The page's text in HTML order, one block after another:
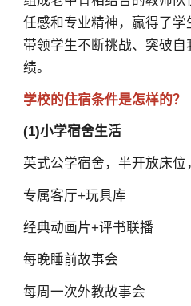
任感和专业精神，赢得了学
带领学生不断挑战、突破
绩。
学校的住宿条件是怎样的？
(1)小学宿舍生活
英式公学宿舍，半开放床位
专属客厅+玩具库
经典动画片+评书联播
每晚睡前故事会
每周一次外教故事会